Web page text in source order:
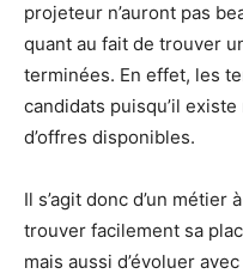
projeteur n’auront pas
quant au fait de trouver
terminées. En effet, les
candidats puisqu’il
d’offres disponibles.
Il s’agit donc d’un
trouver facilement sa
mais aussi d’évoluer